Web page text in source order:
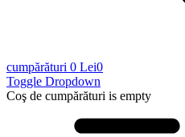
cumpărături 0 Lei0
Toggle Dropdown
Coş de cumpărături is empty